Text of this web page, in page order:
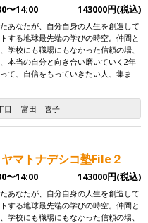
〜14:00 143000円(税込)
あなたが、自分自身の人生を創造して
する地球最先端の学びの時空。仲間と
学校にも職場にもなかった信頼の場、
本当の自分と向き合い磨いていく2年
て、自信をもっていきたい人、集ま
目 富田 喜子
ヤマトナデシコ塾File２
〜14:00 143000円(税込)
あなたが、自分自身の人生を創造して
する地球最先端の学びの時空。仲間と
学校にも職場にもなかった信頼の場、